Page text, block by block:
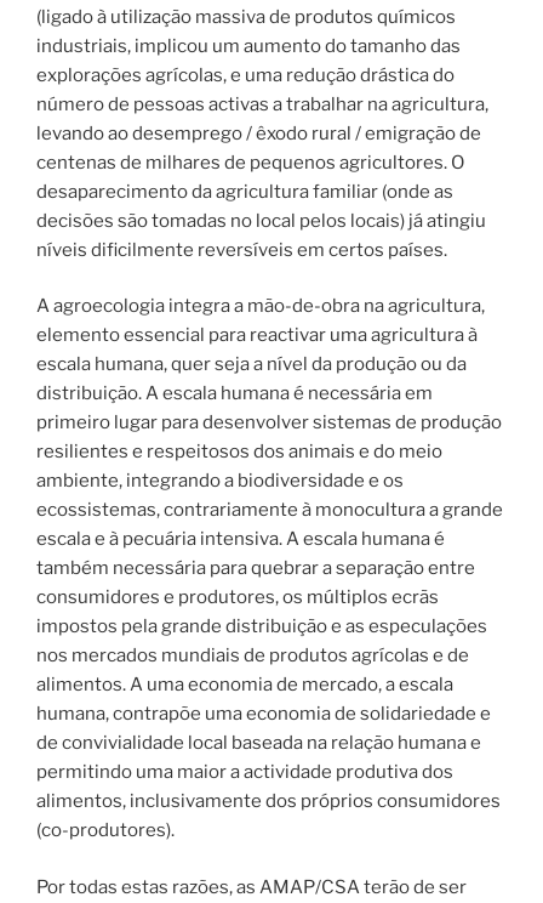
(ligado à utilização massiva de produtos químicos
industriais, implicou um aumento do tamanho das
explorações agrícolas, e uma redução drástica do
número de pessoas activas a trabalhar na agricultura,
levando ao desemprego / êxodo rural / emigração de
centenas de milhares de pequenos agricultores. O
desaparecimento da agricultura familiar (onde as
decisões são tomadas no local pelos locais) já atingiu
níveis dificilmente reversíveis em certos países.
A agroecologia integra a mão-de-obra na agricultura,
elemento essencial para reactivar uma agricultura à
escala humana, quer seja a nível da produção ou da
distribuição. A escala humana é necessária em
primeiro lugar para desenvolver sistemas de produção
resilientes e respeitosos dos animais e do meio
ambiente, integrando a biodiversidade e os
ecossistemas, contrariamente à monocultura a grande
escala e à pecuária intensiva. A escala humana é
também necessária para quebrar a separação entre
consumidores e produtores, os múltiplos ecrãs
impostos pela grande distribuição e as especulações
nos mercados mundiais de produtos agrícolas e de
alimentos. A uma economia de mercado, a escala
humana, contrapõe uma economia de solidariedade e
de convivialidade local baseada na relação humana e
permitindo uma maior a actividade produtiva dos
alimentos, inclusivamente dos próprios consumidores
(co-produtores).
Por todas estas razões, as AMAP/CSA terão de ser